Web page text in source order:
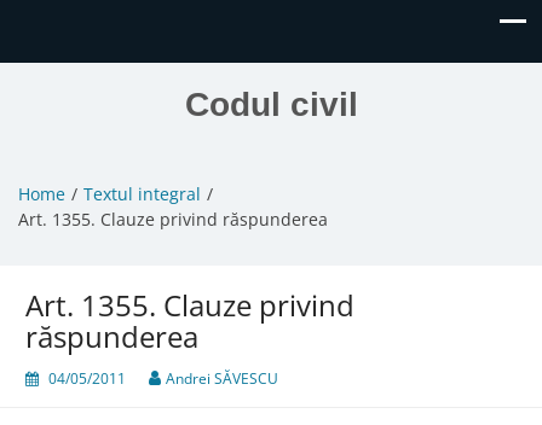
Codul civil
Home
Textul integral
Art. 1355. Clauze privind răspunderea
Art. 1355. Clauze privind
răspunderea
04/05/2011 Andrei SĂVESCU